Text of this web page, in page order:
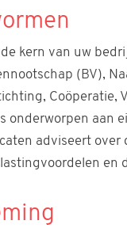
kern van uw
(BV),
Coöperatie,
onderworpen aan
adviseert
en